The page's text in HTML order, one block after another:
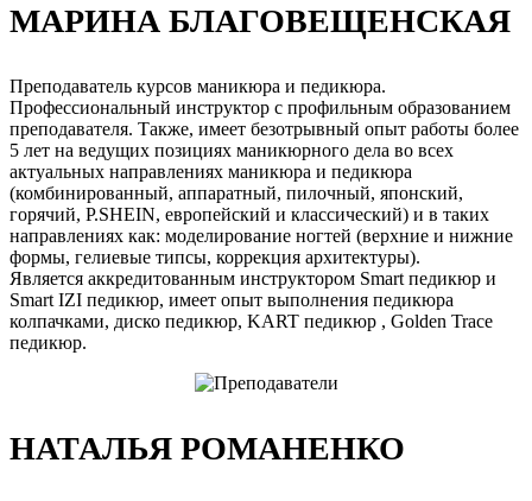
МАРИНА БЛАГОВЕЩЕНСКАЯ
Преподаватель курсов маникюра и педикюра.
Профессиональный инструктор с профильным образованием
преподавателя. Также, имеет безотрывный опыт работы более
5 лет на ведущих позициях маникюрного дела во всех
актуальных направлениях маникюра и педикюра
(комбинированный, аппаратный, пилочный, японский,
горячий, P.SHEIN, европейский и классический) и в таких
направлениях как: моделирование ногтей (верхние и нижние
формы, гелиевые типсы, коррекция архитектуры).
Является аккредитованным инструктором Smart педикюр и
Smart IZI педикюр, имеет опыт выполнения педикюра
колпачками, диско педикюр, KART педикюр , Golden Trace
педикюр.
НАТАЛЬЯ РОМАНЕНКО